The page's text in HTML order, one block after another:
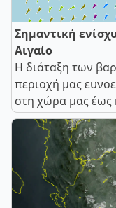
Σημαντική
Αιγαίο
Η διάταξη των
περιοχή μας
στη χώρα μας έως